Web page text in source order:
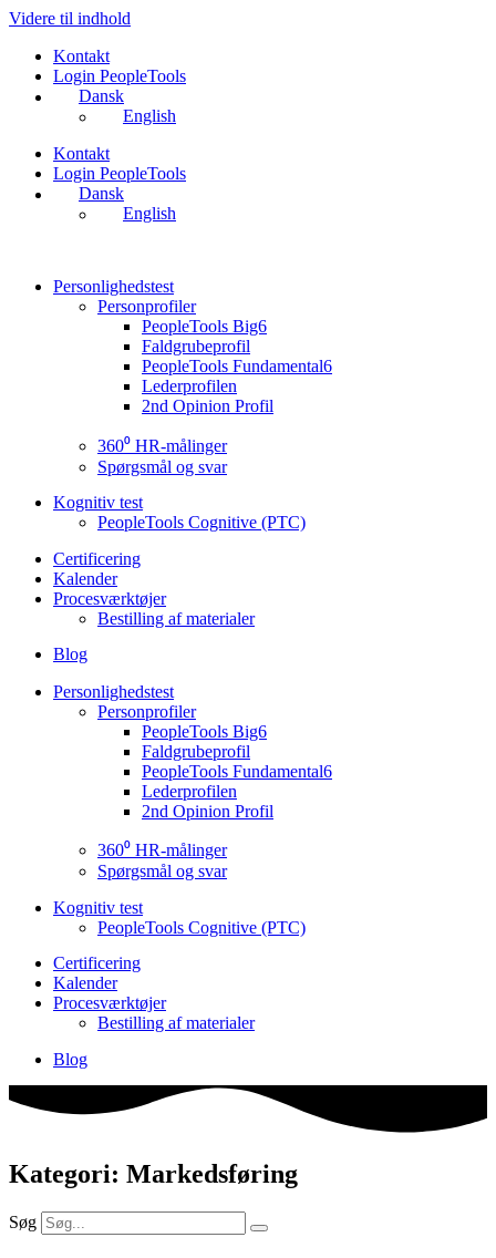
Videre til indhold
Kontakt
Login PeopleTools
Dansk
English
Kontakt
Login PeopleTools
Dansk
English
Personlighedstest
Personprofiler
PeopleTools Big6
Faldgrubeprofil
PeopleTools Fundamental6
Lederprofilen
2nd Opinion Profil
360⁰ HR-målinger
Spørgsmål og svar
Kognitiv test
PeopleTools Cognitive (PTC)
Certificering
Kalender
Procesværktøjer
Bestilling af materialer
Blog
Personlighedstest
Personprofiler
PeopleTools Big6
Faldgrubeprofil
PeopleTools Fundamental6
Lederprofilen
2nd Opinion Profil
360⁰ HR-målinger
Spørgsmål og svar
Kognitiv test
PeopleTools Cognitive (PTC)
Certificering
Kalender
Procesværktøjer
Bestilling af materialer
Blog
Kategori: Markedsføring
Søg